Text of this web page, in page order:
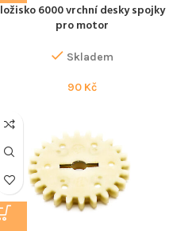
ložisko 6000 vrchní desky spojky
pro motor
Skladem
90 Kč